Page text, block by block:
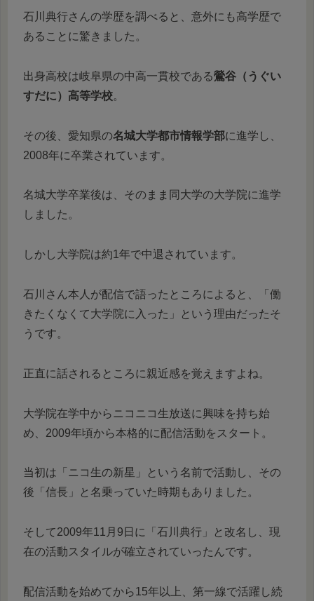
石川典行さんの学歴を調べると、意外にも高学歴で
あることに驚きました。
出身高校は岐阜県の中高一貫校である鶯谷（うぐい
すだに）高等学校。
その後、愛知県の名城大学都市情報学部に進学し、
2008年に卒業されています。
名城大学卒業後は、そのまま同大学の大学院に進学
しました。
しかし大学院は約1年で中退されています。
石川さん本人が配信で語ったところによると、「働
きたくなくて大学院に入った」という理由だったそ
うです。
正直に話されるところに親近感を覚えますよね。
大学院在学中からニコニコ生放送に興味を持ち始
め、2009年頃から本格的に配信活動をスタート。
当初は「ニコ生の新星」という名前で活動し、その
後「信長」と名乗っていた時期もありました。
そして2009年11月9日に「石川典行」と改名し、現
在の活動スタイルが確立されていったんです。
配信活動を始めてから15年以上、第一線で活躍し続